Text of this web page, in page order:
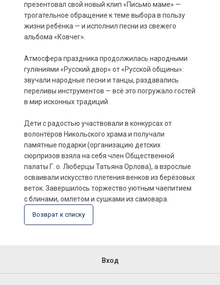
презентовал свой новый клип «Письмо маме» —
трогательное обращение к теме выбора в пользу
жизни ребёнка — и исполнил песни из свежего
альбома «Ковчег».
Атмосфера праздника продолжилась народными
гуляниями «Русский двор» от «Русской общины»:
звучали народные песни и танцы, раздавались
переливы инструментов — всё это погружало гостей
в мир исконных традиций.
Дети с радостью участвовали в конкурсах от
волонтёров Никольского храма и получали
памятные подарки (организацию детских
сюрпризов взяла на себя член Общественной
палаты Г. о. Люберцы Татьяна Орлова), а взрослые
осваивали искусство плетения венков из берёзовых
веток. Завершилось торжество уютным чаепитием
с блинами, омлетом и сушками из самовара.
Возврат к списку
Вход